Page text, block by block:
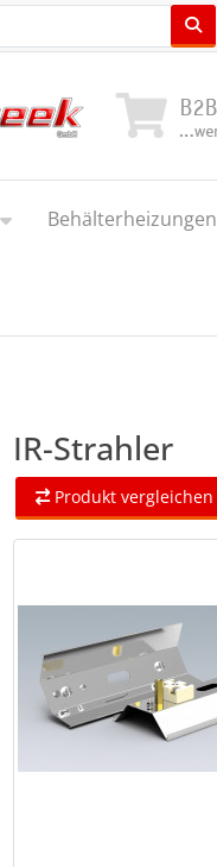
Behälterheizungen
IR-Strahler
Produkt vergleichen